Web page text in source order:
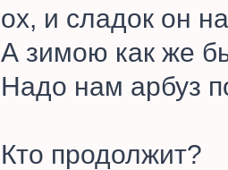
ох, и сладок он
А зимою как же
Надо нам арбуз
Кто продолжит?